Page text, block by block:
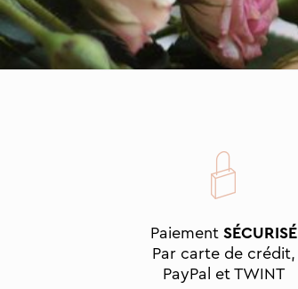
PaiementSÉCURISÉ
Par carte de crédit,
PayPal et TWINT